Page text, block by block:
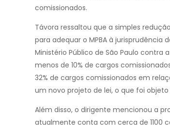
comissionados.
Távora ressaltou que a simples
para adequar o MPBA à jurisprudência
Ministério Público de São Paulo
menos de 10% de cargos
32% de cargos comissionados em
um novo projeto de lei, o que foi
Além disso, o dirigente mencionou a
atualmente conta com cerca de 1100